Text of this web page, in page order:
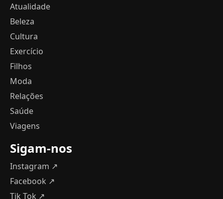
Atualidade
Beleza
Cultura
Exercício
Filhos
Moda
Relações
Saúde
Viagens
Sigam-nos
Instagram ↗
Facebook ↗
Tik Tok ↗